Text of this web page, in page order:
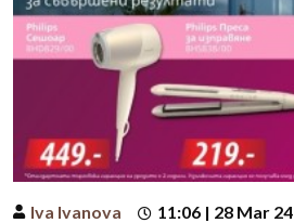
Iva Ivanova 11:06 | 28 Mar 24